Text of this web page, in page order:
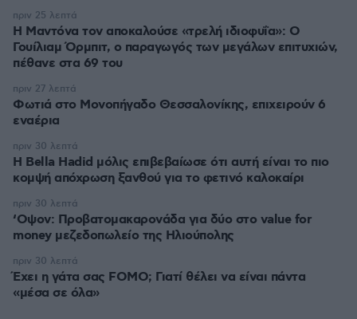
Η Μαντόνα τον αποκαλούσε «τρελή ιδιοφυΐα»: Ο
Γουίλιαμ Όρμπιτ, ο παραγωγός των μεγάλων επιτυχιών,
πέθανε στα 69 του
πριν 25 λεπτά
Φωτιά στο Μονοπήγαδο Θεσσαλονίκης, επιχειρούν 6
εναέρια
πριν 27 λεπτά
Η Bella Hadid μόλις επιβεβαίωσε ότι αυτή είναι το πιο
κομψή απόχρωση ξανθού για το φετινό καλοκαίρι
πριν 30 λεπτά
‘Οψον: Προβατομακαρονάδα για δύο στο value for
money μεζεδοπωλείο της Ηλιούπολης
πριν 30 λεπτά
Έχει η γάτα σας FOMO; Γιατί θέλει να είναι πάντα
«μέσα σε όλα»
πριν 30 λεπτά